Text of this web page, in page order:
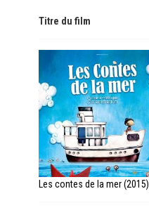
Titre du film
Les contes de la mer (2015)